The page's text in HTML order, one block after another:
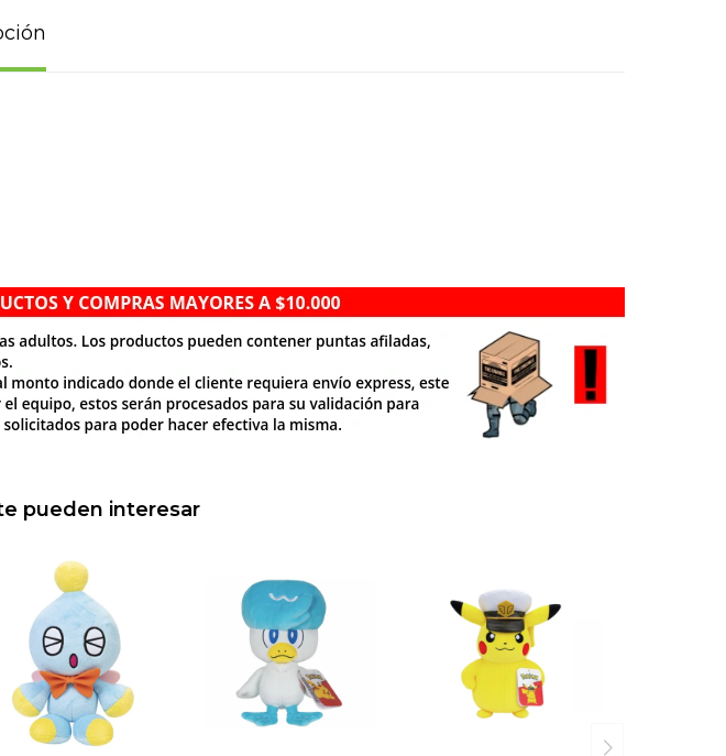
pueden interesar